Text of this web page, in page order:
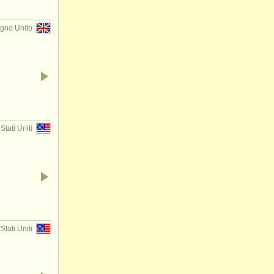
Unito
Uniti
Uniti